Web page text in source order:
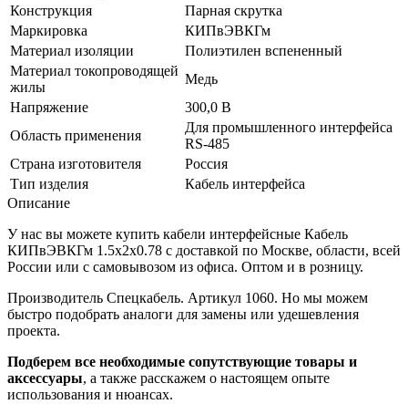
Конструкция
Парная скрутка
Маркировка
КИПвЭВКГм
Материал изоляции
Полиэтилен вспененный
Материал токопроводящей
жилы
Медь
Напряжение
300,0 В
Область применения
Для промышленного интерфейса
RS-485
Страна изготовителя
Россия
Тип изделия
Кабель интерфейса
Описание
У нас вы можете купить кабели интерфейсные Кабель
КИПвЭВКГм 1.5х2х0.78 с доставкой по Москве, области, всей
России или с самовывозом из офиса. Оптом и в розницу.
Производитель Спецкабель. Артикул 1060. Но мы можем
быстро подобрать аналоги для замены или удешевления
проекта.
Подберем все необходимые сопутствующие товары и
аксессуары, а также расскажем о настоящем опыте
использования и нюансах.